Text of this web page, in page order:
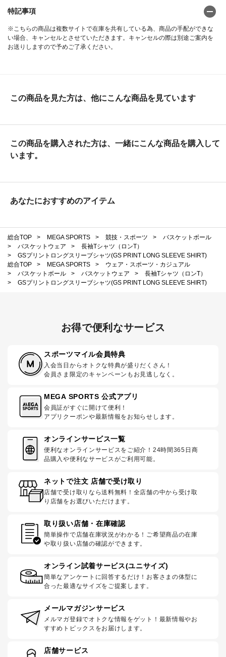
特記事項
※こちらの商品は複数サイトで在庫を共有している為、商品の手配ができな
い場合、キャンセルとさせていただきます。キャンセルの際は別途ご案内を
お送りしますので予めご了承ください。
この商品を見た方は、他にこんな商品を見ています
この商品を購入された方は、一緒にこんな商品を購入して
います。
あなたにおすすめのアイテム
総合TOP > MEGA SPORTS > 競技・スポーツ >
バスケットボール
>
バスケットウェア >
長袖Tシャツ（ロンT）
>
GSプリントロングスリーブシャツ(GS PRINT LONG SLEEVE SHIRT)
総合TOP
> MEGA SPORTS >
ウェア・スポーツ・カジュアル
>
バスケットボール > バスケットウェア >
長袖Tシャツ（ロンT）
>
GSプリントロングスリーブシャツ(GS PRINT LONG SLEEVE SHIRT)
お得で便利なサービス
スポーツマイル会員特典
入会当日からオトクな特典が盛りだくさん！
会員さま限定のキャンペーンもお見逃しなく。
MEGA SPORTS 公式アプリ
会員証がすぐに開けて便利！
アプリクーポンや最新情報をお知らせします。
オンラインサービス一覧
便利なオンラインサービスをご紹介！24時間365日商
品購入や便利なサービスがご利用可能。
ネットで注文 店舗で受け取り
店舗で受け取りなら送料無料！全店舗の中から受け取
り店舗をお選びいただけます。
取り扱い店舗・在庫確認
簡単操作で店舗在庫状況がわかる！ご希望商品の在庫
や取り扱い店舗の確認ができます。
オンライン試着サービス(ユニサイズ)
簡単なアンケートに回答するだけ！お客さまの体型に
合った最適なサイズをご提案します。
メールマガジンサービス
メルマガ登録でオトクな情報をゲット！最新情報やお
すすめトピックスをお届けします。
店舗サービス